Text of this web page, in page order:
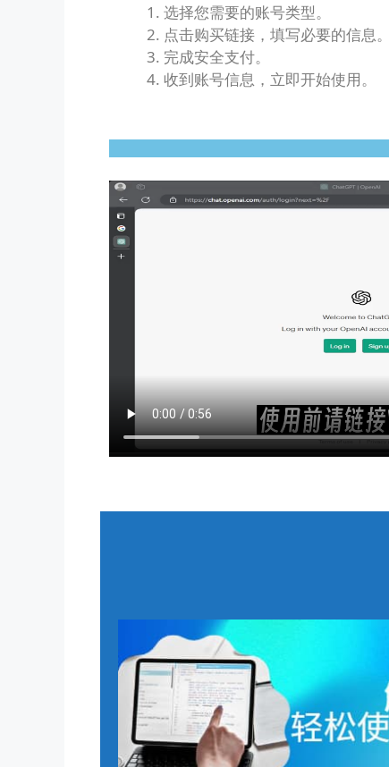
选择您需要的账号类型。
点击购买链接，填写必要的信息。
完成安全支付。
收到账号信息，立即开始使用。